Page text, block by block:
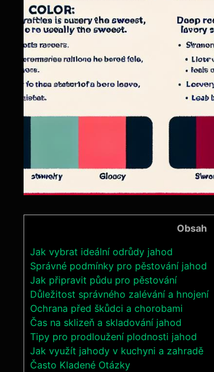
Obsah
Jak vybrat ideální odrůdy jahod
Správné podmínky pro pěstování jahod
Jak připravit půdu pro pěstování
Důležitost správného zalévání a hnojení
Ochrana před škůdci a chorobami
Čas na sklizeň a skladování jahod
Tipy pro prodloužení plodnosti jahod
Jak využít jahody v kuchyni a zahradě
Často Kladené Otázky